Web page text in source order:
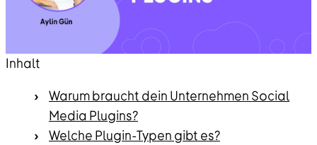
Inhalt
Warum braucht dein Unternehmen Social
Media Plugins?
Welche Plugin-Typen gibt es?